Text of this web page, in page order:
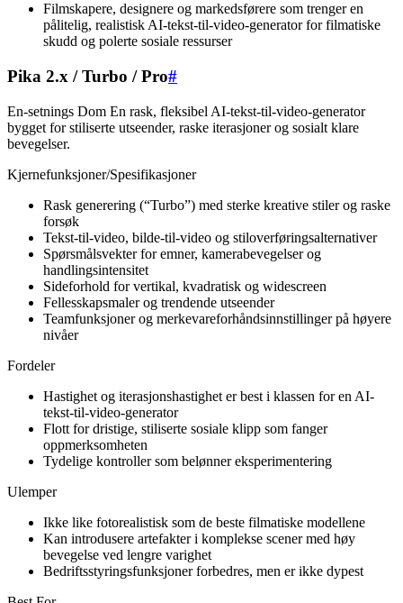
Filmskapere, designere og markedsførere som trenger en
pålitelig, realistisk AI-tekst-til-video-generator for filmatiske
skudd og polerte sosiale ressurser
Pika 2.x / Turbo / Pro#
En-setnings Dom En rask, fleksibel AI-tekst-til-video-generator
bygget for stiliserte utseender, raske iterasjoner og sosialt klare
bevegelser.
Kjernefunksjoner/Spesifikasjoner
Rask generering (“Turbo”) med sterke kreative stiler og raske
forsøk
Tekst-til-video, bilde-til-video og stiloverføringsalternativer
Spørsmålsvekter for emner, kamerabevegelser og
handlingsintensitet
Sideforhold for vertikal, kvadratisk og widescreen
Fellesskapsmaler og trendende utseender
Teamfunksjoner og merkevareforhåndsinnstillinger på høyere
nivåer
Fordeler
Hastighet og iterasjonshastighet er best i klassen for en AI-
tekst-til-video-generator
Flott for dristige, stiliserte sosiale klipp som fanger
oppmerksomheten
Tydelige kontroller som belønner eksperimentering
Ulemper
Ikke like fotorealistisk som de beste filmatiske modellene
Kan introdusere artefakter i komplekse scener med høy
bevegelse ved lengre varighet
Bedriftsstyringsfunksjoner forbedres, men er ikke dypest